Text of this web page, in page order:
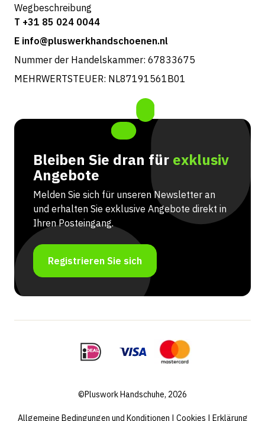
Wegbeschreibung
T +31 85 024 0044
E info@pluswerkhandschoenen.nl
Nummer der Handelskammer: 67833675
MEHRWERTSTEUER: NL87191561B01
Bleiben Sie dran für exklusiv
Angebote
Melden Sie sich für unseren Newsletter an
und erhalten Sie exklusive Angebote direkt in
Ihren Posteingang.
Registrieren Sie sich
©Pluswork Handschuhe, 2026
Allgemeine Bedingungen und Konditionen | Cookies | Erklärung